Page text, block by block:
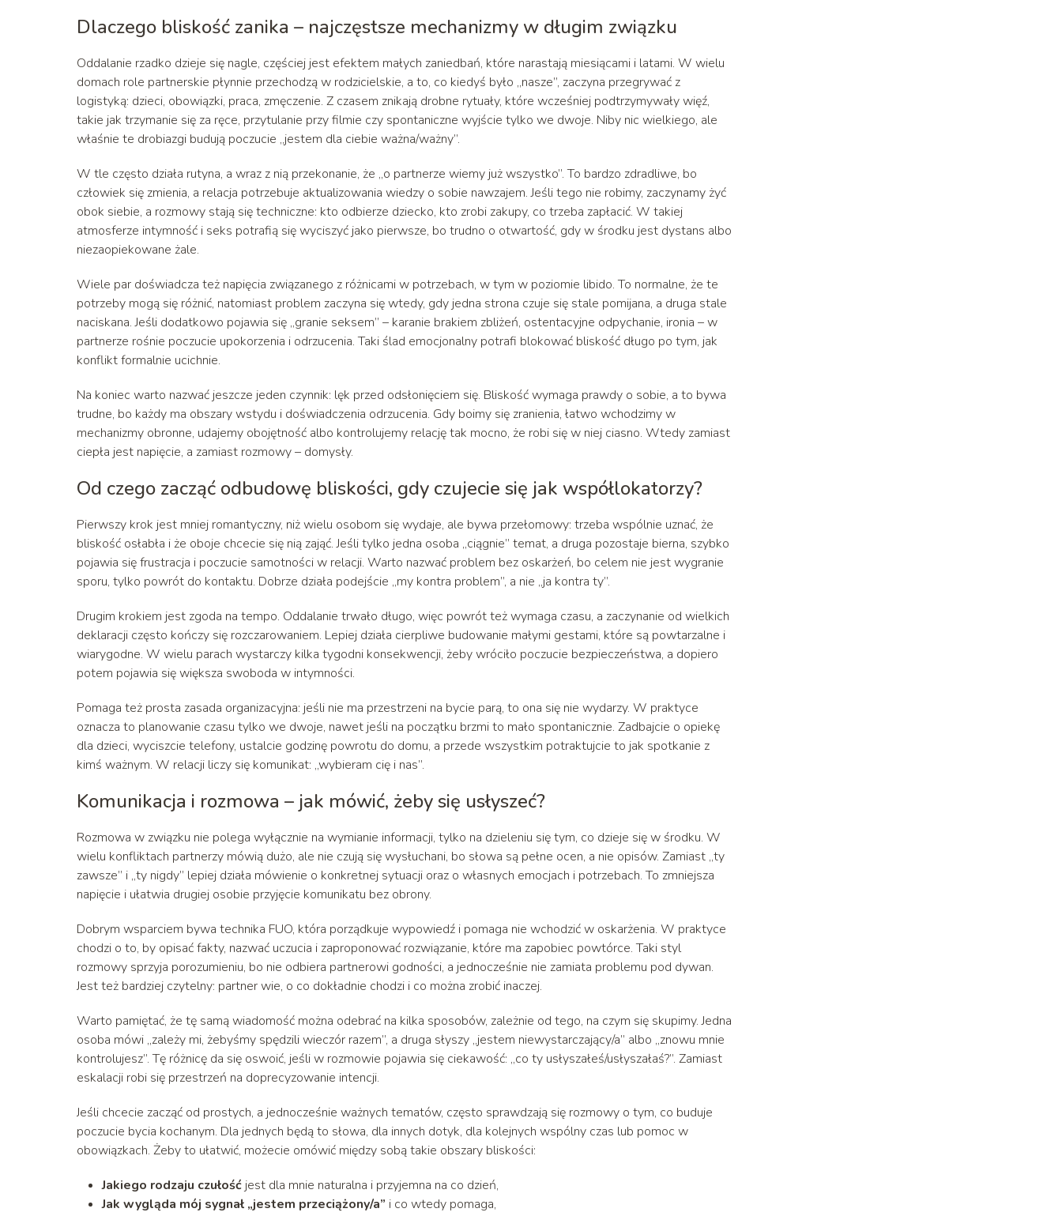
Dlaczego bliskość zanika – najczęstsze mechanizmy w długim związku
Oddalanie rzadko dzieje się nagle, częściej jest efektem małych zaniedbań, które narastają miesiącami i latami. W wielu
domach role partnerskie płynnie przechodzą w rodzicielskie, a to, co kiedyś było „nasze”, zaczyna przegrywać z
logistyką: dzieci, obowiązki, praca, zmęczenie. Z czasem znikają drobne rytuały, które wcześniej podtrzymywały więź,
takie jak trzymanie się za ręce, przytulanie przy filmie czy spontaniczne wyjście tylko we dwoje. Niby nic wielkiego, ale
właśnie te drobiazgi budują poczucie „jestem dla ciebie ważna/ważny”.
W tle często działa rutyna, a wraz z nią przekonanie, że „o partnerze wiemy już wszystko”. To bardzo zdradliwe, bo
człowiek się zmienia, a relacja potrzebuje aktualizowania wiedzy o sobie nawzajem. Jeśli tego nie robimy, zaczynamy żyć
obok siebie, a rozmowy stają się techniczne: kto odbierze dziecko, kto zrobi zakupy, co trzeba zapłacić. W takiej
atmosferze intymność i seks potrafią się wyciszyć jako pierwsze, bo trudno o otwartość, gdy w środku jest dystans albo
niezaopiekowane żale.
Wiele par doświadcza też napięcia związanego z różnicami w potrzebach, w tym w poziomie libido. To normalne, że te
potrzeby mogą się różnić, natomiast problem zaczyna się wtedy, gdy jedna strona czuje się stale pomijana, a druga stale
naciskana. Jeśli dodatkowo pojawia się „granie seksem” – karanie brakiem zbliżeń, ostentacyjne odpychanie, ironia – w
partnerze rośnie poczucie upokorzenia i odrzucenia. Taki ślad emocjonalny potrafi blokować bliskość długo po tym, jak
konflikt formalnie ucichnie.
Na koniec warto nazwać jeszcze jeden czynnik: lęk przed odsłonięciem się. Bliskość wymaga prawdy o sobie, a to bywa
trudne, bo każdy ma obszary wstydu i doświadczenia odrzucenia. Gdy boimy się zranienia, łatwo wchodzimy w
mechanizmy obronne, udajemy obojętność albo kontrolujemy relację tak mocno, że robi się w niej ciasno. Wtedy zamiast
ciepła jest napięcie, a zamiast rozmowy – domysły.
Od czego zacząć odbudowę bliskości, gdy czujecie się jak współlokatorzy?
Pierwszy krok jest mniej romantyczny, niż wielu osobom się wydaje, ale bywa przełomowy: trzeba wspólnie uznać, że
bliskość osłabła i że oboje chcecie się nią zająć. Jeśli tylko jedna osoba „ciągnie” temat, a druga pozostaje bierna, szybko
pojawia się frustracja i poczucie samotności w relacji. Warto nazwać problem bez oskarżeń, bo celem nie jest wygranie
sporu, tylko powrót do kontaktu. Dobrze działa podejście „my kontra problem”, a nie „ja kontra ty”.
Drugim krokiem jest zgoda na tempo. Oddalanie trwało długo, więc powrót też wymaga czasu, a zaczynanie od wielkich
deklaracji często kończy się rozczarowaniem. Lepiej działa cierpliwe budowanie małymi gestami, które są powtarzalne i
wiarygodne. W wielu parach wystarczy kilka tygodni konsekwencji, żeby wróciło poczucie bezpieczeństwa, a dopiero
potem pojawia się większa swoboda w intymności.
Pomaga też prosta zasada organizacyjna: jeśli nie ma przestrzeni na bycie parą, to ona się nie wydarzy. W praktyce
oznacza to planowanie czasu tylko we dwoje, nawet jeśli na początku brzmi to mało spontanicznie. Zadbajcie o opiekę
dla dzieci, wyciszcie telefony, ustalcie godzinę powrotu do domu, a przede wszystkim potraktujcie to jak spotkanie z
kimś ważnym. W relacji liczy się komunikat: „wybieram cię i nas”.
Komunikacja i rozmowa – jak mówić, żeby się usłyszeć?
Rozmowa w związku nie polega wyłącznie na wymianie informacji, tylko na dzieleniu się tym, co dzieje się w środku. W
wielu konfliktach partnerzy mówią dużo, ale nie czują się wysłuchani, bo słowa są pełne ocen, a nie opisów. Zamiast „ty
zawsze” i „ty nigdy” lepiej działa mówienie o konkretnej sytuacji oraz o własnych emocjach i potrzebach. To zmniejsza
napięcie i ułatwia drugiej osobie przyjęcie komunikatu bez obrony.
Dobrym wsparciem bywa technika FUO, która porządkuje wypowiedź i pomaga nie wchodzić w oskarżenia. W praktyce
chodzi o to, by opisać fakty, nazwać uczucia i zaproponować rozwiązanie, które ma zapobiec powtórce. Taki styl
rozmowy sprzyja porozumieniu, bo nie odbiera partnerowi godności, a jednocześnie nie zamiata problemu pod dywan.
Jest też bardziej czytelny: partner wie, o co dokładnie chodzi i co można zrobić inaczej.
Warto pamiętać, że tę samą wiadomość można odebrać na kilka sposobów, zależnie od tego, na czym się skupimy. Jedna
osoba mówi „zależy mi, żebyśmy spędzili wieczór razem”, a druga słyszy „jestem niewystarczający/a” albo „znowu mnie
kontrolujesz”. Tę różnicę da się oswoić, jeśli w rozmowie pojawia się ciekawość: „co ty usłyszałeś/usłyszałaś?”. Zamiast
eskalacji robi się przestrzeń na doprecyzowanie intencji.
Jeśli chcecie zacząć od prostych, a jednocześnie ważnych tematów, często sprawdzają się rozmowy o tym, co buduje
poczucie bycia kochanym. Dla jednych będą to słowa, dla innych dotyk, dla kolejnych wspólny czas lub pomoc w
obowiązkach. Żeby to ułatwić, możecie omówić między sobą takie obszary bliskości:
Jakiego rodzaju czułość jest dla mnie naturalna i przyjemna na co dzień,
Jak wygląda mój sygnał „jestem przeciążony/a” i co wtedy pomaga,